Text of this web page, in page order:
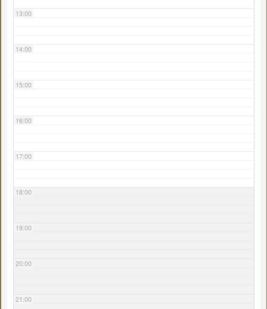
13:00
14:00
15:00
16:00
17:00
18:00
19:00
20:00
21:00